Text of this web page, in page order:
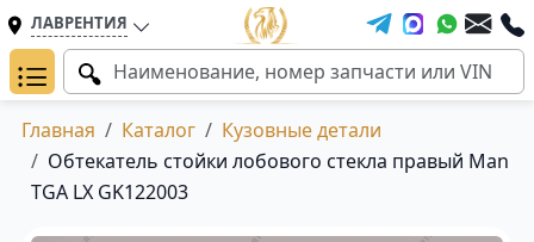
ЛАВРЕНТИЯ
Главная Каталог
Кузовные детали
Обтекатель стойки лобового стекла правый Man
TGA LX GK122003